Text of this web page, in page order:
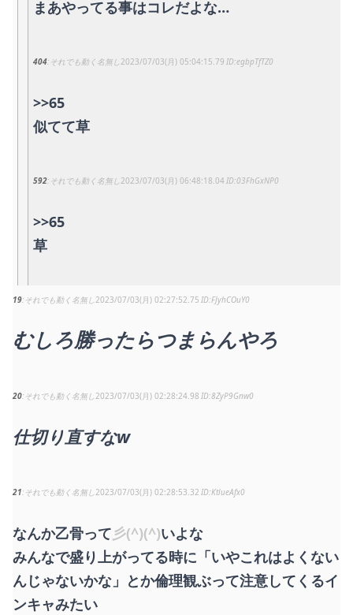
まあやってる事はコレだよな…
404 それでも動く名無し2023/07/03(月) 05:04:15.79 egbpTfTZ0
>>65
似てて草
592 それでも動く名無し2023/07/03(月) 06:48:18.04 03FhGxNP0
>>65
草
19 それでも動く名無し2023/07/03(月) 02:27:52.75 FJyhCOuY0
むしろ勝ったらつまらんやろ
20 それでも動く名無し2023/07/03(月) 02:28:24.98 8ZyP9Gnw0
仕切り直すなw
21 それでも動く名無し2023/07/03(月) 02:28:53.32 KtlueAfx0
なんか乙骨って彡(^)(^)いよな
みんなで盛り上がってる時に「いやこれはよくない
んじゃないかな」とか倫理観ぶって注意してくるイ
ンキャみたい